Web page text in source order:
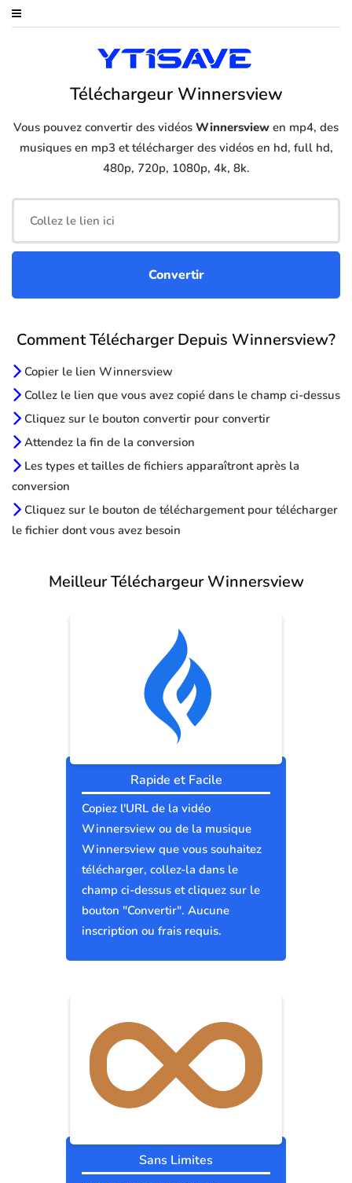
Téléchargeur Winnersview
Vous pouvez convertir des vidéos Winnersview en mp4, des
musiques en mp3 et télécharger des vidéos en hd, full hd,
480p, 720p, 1080p, 4k, 8k.
Comment Télécharger Depuis Winnersview?
Copier le lien Winnersview
Collez le lien que vous avez copié dans le champ ci-dessus
Cliquez sur le bouton convertir pour convertir
Attendez la fin de la conversion
Les types et tailles de fichiers apparaîtront après la
conversion
Cliquez sur le bouton de téléchargement pour télécharger
le fichier dont vous avez besoin
Meilleur Téléchargeur Winnersview
Rapide et Facile
Copiez l'URL de la vidéo
Winnersview ou de la musique
Winnersview que vous souhaitez
télécharger, collez-la dans le
champ ci-dessus et cliquez sur le
bouton "Convertir". Aucune
inscription ou frais requis.
Sans Limites